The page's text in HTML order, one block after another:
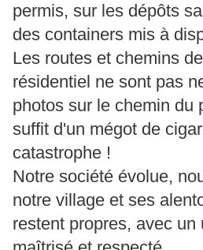
permis, sur les dépôts
des containers mis à
Les routes et chemins
résidentiel ne sont pas
photos sur le chemin du
suffit d'un mégot de
catastrophe !
Notre société évolue,
notre village et ses
restent propres, avec un